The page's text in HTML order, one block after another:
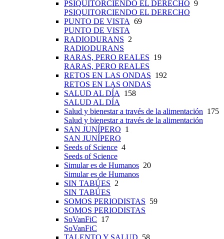
PSIQUITORCIENDO EL DERECHO 9
PSIQUITORCIENDO EL DERECHO
PUNTO DE VISTA 69
PUNTO DE VISTA
RADIODURANS 2
RADIODURANS
RARAS, PERO REALES 19
RARAS, PERO REALES
RETOS EN LAS ONDAS 192
RETOS EN LAS ONDAS
SALUD AL DÍA
158
SALUD AL DÍA
Salud y bienestar a través de la alimentación 175
Salud y bienestar a través de la alimentación
SAN JUNÍPERO 1
SAN JUNÍPERO
Seeds of Science 4
Seeds of Science
Simular es de Humanos 20
Simular es de Humanos
SIN TABÚES 2
SIN TABÚES
SOMOS PERIODISTAS 59
SOMOS PERIODISTAS
SoVanFiC 17
SoVanFiC